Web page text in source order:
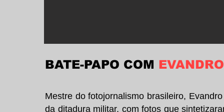
BATE-PAPO COM
Mestre do fotojornalismo brasileiro,
da ditadura militar, com fotos que